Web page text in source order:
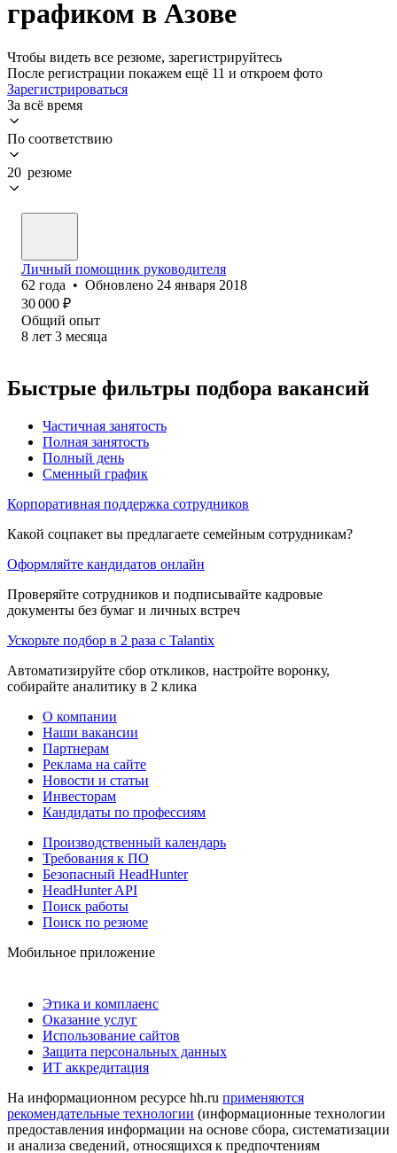
графиком в Азове
Чтобы видеть все резюме, зарегистрируйтесь
После регистрации покажем ещё 11 и откроем фото
Зарегистрироваться
За всё время
По соответствию
20 резюме
Личный помощник руководителя
62 года • Обновлено 24 января 2018
30 000 ₽
Общий опыт
8 лет 3 месяца
Быстрые фильтры подбора вакансий
Частичная занятость
Полная занятость
Полный день
Сменный график
Корпоративная поддержка сотрудников
Какой соцпакет вы предлагаете семейным сотрудникам?
Оформляйте кандидатов онлайн
Проверяйте сотрудников и подписывайте кадровые
документы без бумаг и личных встреч
Ускорьте подбор в 2 раза с Talantix
Автоматизируйте сбор откликов, настройте воронку,
собирайте аналитику в 2 клика
О компании
Наши вакансии
Партнерам
Реклама на сайте
Новости и статьи
Инвесторам
Кандидаты по профессиям
Производственный календарь
Требования к ПО
Безопасный HeadHunter
HeadHunter API
Поиск работы
Поиск по резюме
Мобильное приложение
Этика и комплаенс
Оказание услуг
Использование сайтов
Защита персональных данных
ИТ аккредитация
На информационном ресурсе hh.ru применяются
рекомендательные технологии (информационные технологии
предоставления информации на основе сбора, систематизации
и анализа сведений, относящихся к предпочтениям